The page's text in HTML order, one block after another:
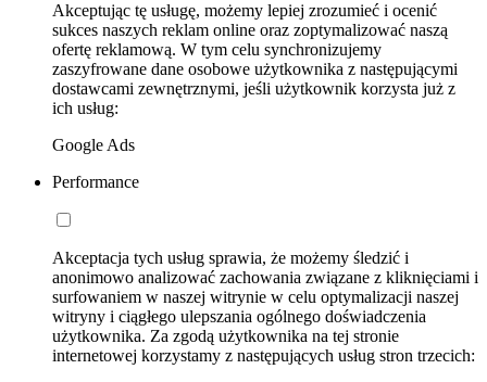
Akceptując tę usługę, możemy lepiej zrozumieć i ocenić
sukces naszych reklam online oraz zoptymalizować naszą
ofertę reklamową. W tym celu synchronizujemy
zaszyfrowane dane osobowe użytkownika z następującymi
dostawcami zewnętrznymi, jeśli użytkownik korzysta już z
ich usług:
Google Ads
Performance
Akceptacja tych usług sprawia, że możemy śledzić i
anonimowo analizować zachowania związane z kliknięciami i
surfowaniem w naszej witrynie w celu optymalizacji naszej
witryny i ciągłego ulepszania ogólnego doświadczenia
użytkownika. Za zgodą użytkownika na tej stronie
internetowej korzystamy z następujących usług stron trzecich: